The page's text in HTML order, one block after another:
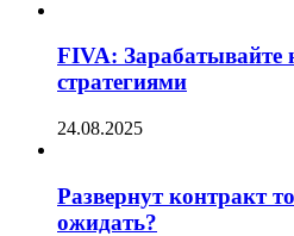
FIVA: Зарабатывайте
стратегиями
24.08.2025
Развернут контракт
ожидать?